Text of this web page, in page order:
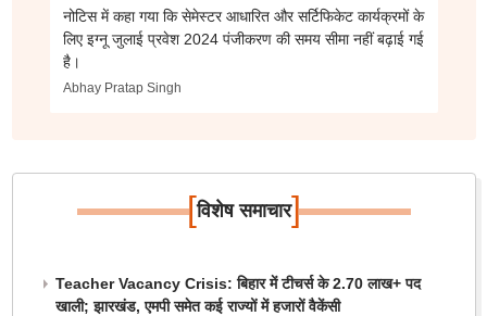
नोटिस में कहा गया कि सेमेस्टर आधारित और सर्टिफिकेट कार्यक्रमों के
लिए इग्नू जुलाई प्रवेश 2024 पंजीकरण की समय सीमा नहीं बढ़ाई गई
है।
Abhay Pratap Singh
[विशेष समाचार]
Teacher Vacancy Crisis: बिहार में टीचर्स के 2.70 लाख+ पद
खाली; झारखंड, एमपी समेत कई राज्यों में हजारों वैकेंसी